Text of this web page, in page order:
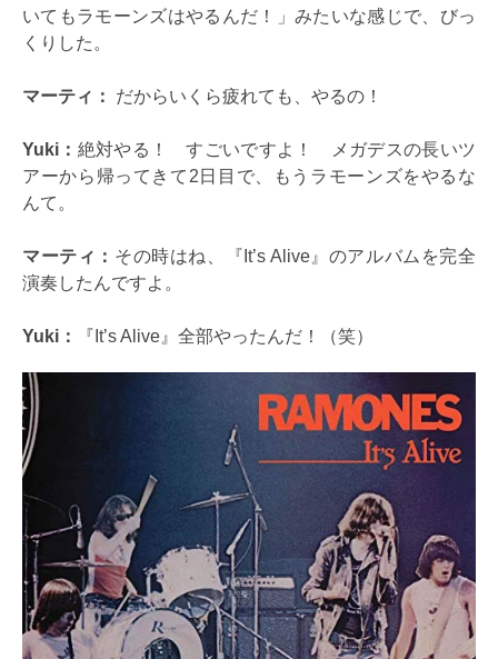
いてもラモーンズはやるんだ！」みたいな感じで、びっ
くりした。
マーティ： だからいくら疲れても、やるの！
Yuki： 絶対やる！ すごいですよ！ メガデスの長いツ
アーから帰ってきて2日目で、もうラモーンズをやるな
んて。
マーティ： その時はね、『It’s Alive』のアルバムを完全
演奏したんですよ。
Yuki： 『It’s Alive』全部やったんだ！（笑）